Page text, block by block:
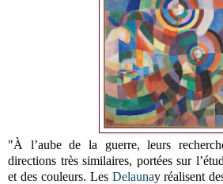
"À l’aube de la guerre, leurs
directions très similaires, portées sur
et des couleurs. Les Delaunay réalisent